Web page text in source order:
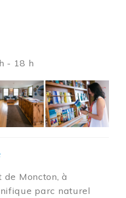
- 18 h
Moncton, à
parc naturel